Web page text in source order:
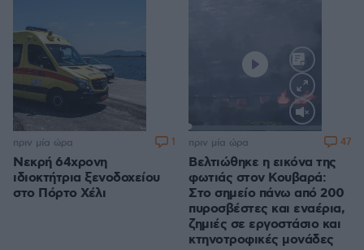
Νεκρή 64χρονη
ιδιοκτήτρια ξενοδοχείου
στο Πόρτο Χέλι
πριν μία ώρα 1
Loaded
Βελτιώθηκε η εικόνα της
φωτιάς στον Κουβαρά:
Στο σημείο πάνω από 200
πυροσβέστες και εναέρια,
ζημιές σε εργοστάσιο και
κτηνοτροφικές μονάδες
πριν μία ώρα 47